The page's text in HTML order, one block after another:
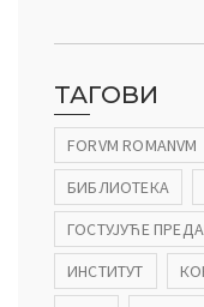
ТАГОВИ
FORVM ROMANVM
БИБЛИОТЕКА
ГОСТУЈУЋЕ
ИНСТИТУТ